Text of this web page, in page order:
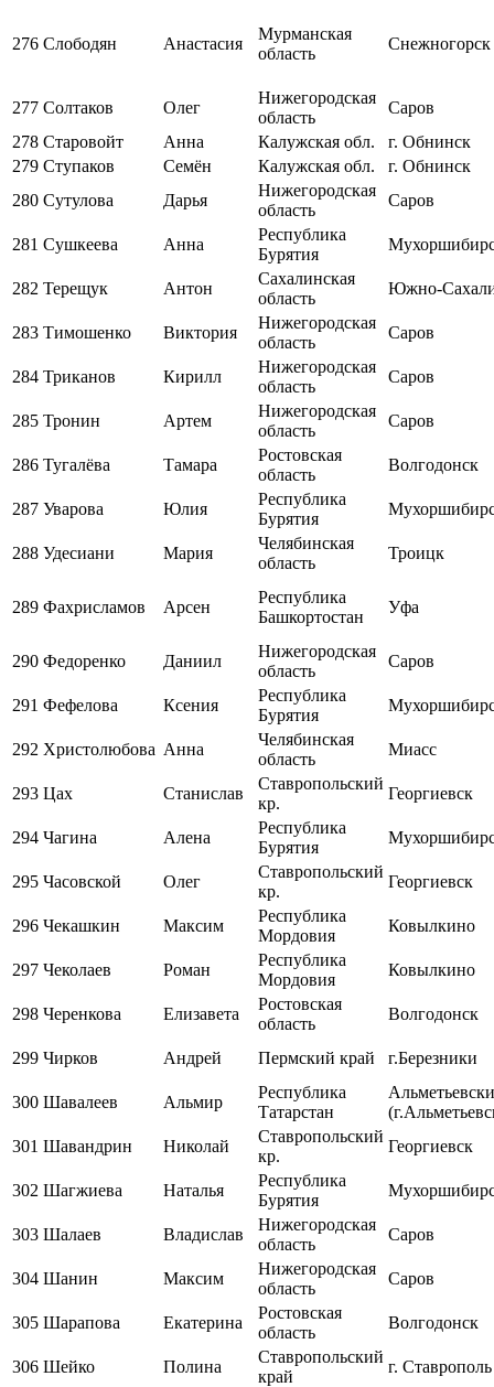
276 Слободян Анастасия
Мурманская
область
Снежногорск
277 Солтаков Олег
Нижегородская
область
Саров
278 Старовойт Анна Калужская обл.
г. Обнинск
279 Ступаков Семён Калужская обл.
г. Обнинск
280 Сутулова Дарья
Нижегородская
область
Саров
281 Сушкеева Анна
Республика
Бурятия
282 Терещук Антон
Сахалинская
область
Южно-
283 Тимошенко Виктория
Нижегородская
область
Саров
284 Триканов Кирилл
Нижегородская
область
Саров
285 Тронин Артем
Нижегородская
область
Саров
286 Тугалёва Тамара
Ростовская
область
Волгодонск
287 Уварова Юлия
Республика
Бурятия
288 Удесиани Мария
Челябинская
область
Троицк
289 Фахрисламов Арсен
Республика
Башкортостан
Уфа
290 Федоренко Даниил
Нижегородская
область
Саров
291 Фефелова Ксения
Республика
Бурятия
292 Христолюбова Анна
Челябинская
область
Миасс
293 Цах Станислав
Ставропольский
кр.
Георгиевск
294 Чагина Алена
Республика
Бурятия
295 Часовской Олег
Ставропольский
кр.
Георгиевск
296 Чекашкин Максим
Республика
Мордовия
Ковылкино
297 Чеколаев Роман
Республика
Мордовия
Ковылкино
298 Черенкова Елизавета
Ростовская
область
Волгодонск
299 Чирков Андрей Пермский край г.Березники
300 Шавалеев Альмир
Республика
Татарстан
301 Шавандрин Николай
Ставропольский
кр.
Георгиевск
302 Шагжиева Наталья
Республика
Бурятия
303 Шалаев Владислав
Нижегородская
область
Саров
304 Шанин Максим
Нижегородская
область
Саров
305 Шарапова Екатерина
Ростовская
область
Волгодонск
306 Шейко Полина
Ставропольский
край
г. Ставрополь